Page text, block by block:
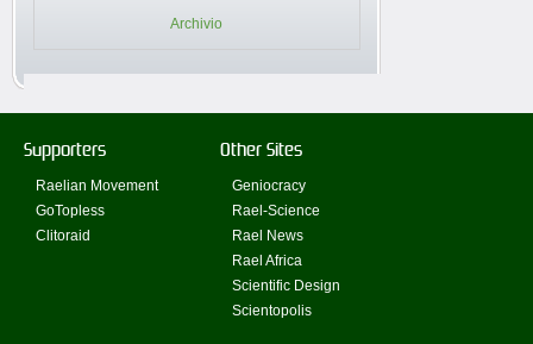
Archivio
Supporters
Raelian Movement
GoTopless
Clitoraid
Other Sites
Geniocracy
Rael-Science
Rael News
Rael Africa
Scientific Design
Scientopolis